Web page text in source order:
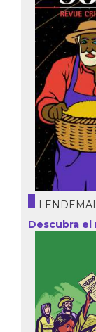
Descubra el